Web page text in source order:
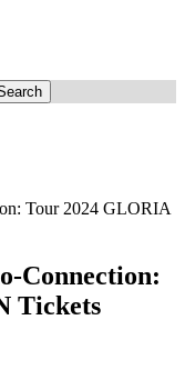
Tour 2024 GLORIA
Connection:
Tickets